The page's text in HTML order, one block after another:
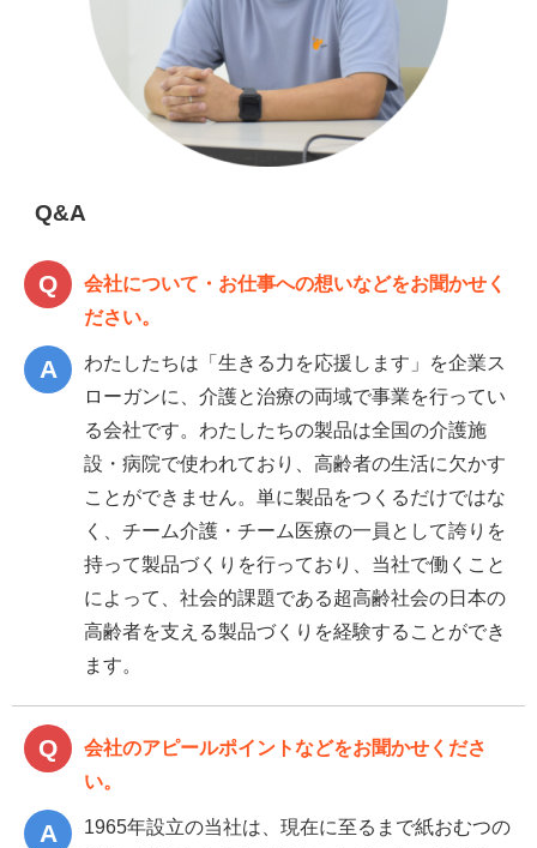
Q&A
会社について・お仕事への想いなどをお聞かせく
ださい。
わたしたちは「生きる力を応援します」を企業ス
ローガンに、介護と治療の両域で事業を行ってい
る会社です。わたしたちの製品は全国の介護施
設・病院で使われており、高齢者の生活に欠かす
ことができません。単に製品をつくるだけではな
く、チーム介護・チーム医療の一員として誇りを
持って製品づくりを行っており、当社で働くこと
によって、社会的課題である超高齢社会の日本の
高齢者を支える製品づくりを経験することができ
ます。
会社のアピールポイントなどをお聞かせくださ
い。
1965年設立の当社は、現在に至るまで紙おむつの